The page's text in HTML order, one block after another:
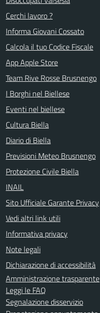
Cerchi lavoro ?
Informa Giovani Cossato
Calcola il tuo Codice Fiscale
App Apple Store
Team Rive Rosse Brusnengo
I Borghi nel Biellese
Eventi nel biellese
Cultura Biella
Diario di Biella
Previsioni Meteo Brusnengo
Protezione Civile Biella
INAIL
Sito Ufficiale Garante Privacy
Vedi altri link utili
Informativa privacy
Note legali
Dichiarazione di accessibilità
Amministrazione trasparente
Leggi le FAQ
Segnalazione disservizio